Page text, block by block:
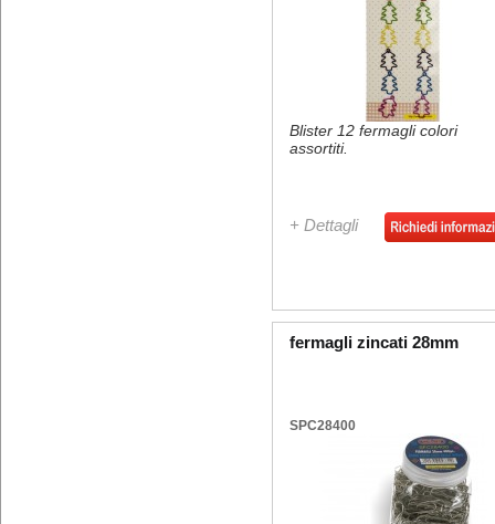
Blister 12 fermagli colori
assortiti.
+ Dettagli
fermagli zincati 28mm
SPC28400